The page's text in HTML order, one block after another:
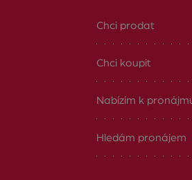
Chci prodat
Chci koupit
Nabízím k
Hledám pronájem